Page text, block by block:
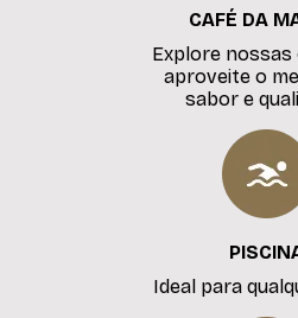
CAFÉ DA
Explore nossas
aproveite o
sabor e
Ideal para